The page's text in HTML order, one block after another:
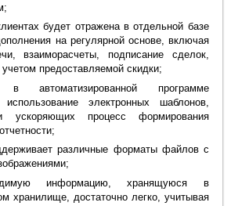
будет отражена в отдельной базе
на регулярной основе, включая
взаиморасчеты, подписание сделок,
предоставляемой скидки;
автоматизированной программе
использование электронных шаблонов,
процесс формирования
различные форматы файлов с
информацию, хранящуюся в
хранилище, достаточно легко, учитывая